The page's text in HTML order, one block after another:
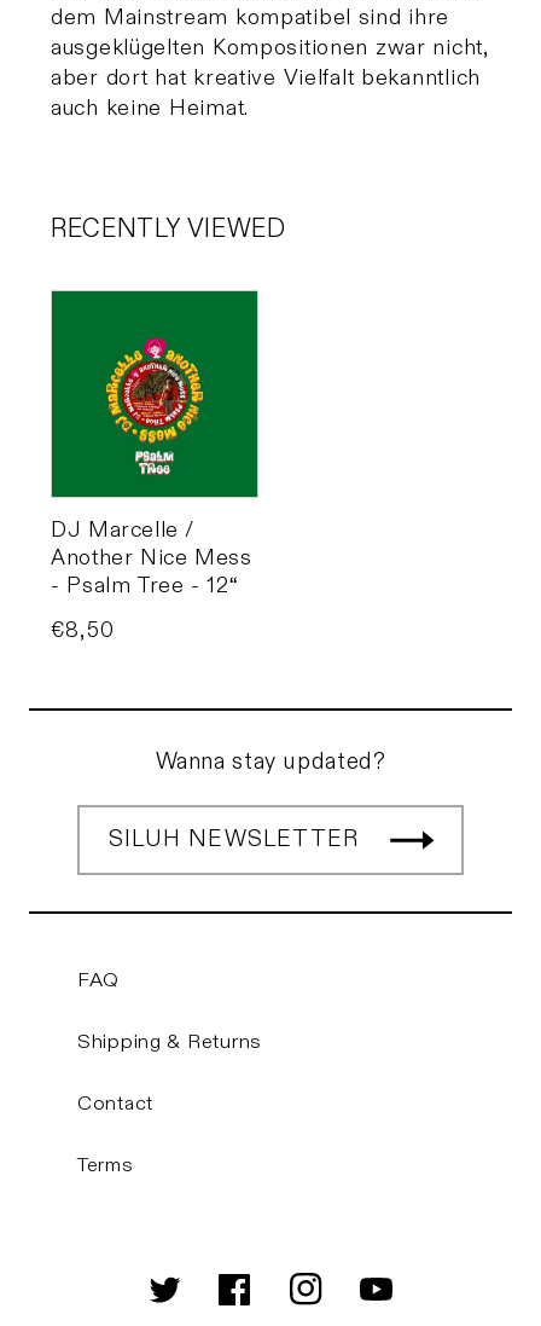
dem Mainstream kompatibel sind ihre
ausgeklügelten Kompositionen zwar nicht,
aber dort hat kreative Vielfalt bekanntlich
auch keine Heimat.
RECENTLY VIEWED
DJ Marcelle /
Another Nice Mess
- Psalm Tree - 12“
Price
€8,50
Wanna stay updated?
SILUH NEWSLETTER
FAQ
Shipping & Returns
Contact
Terms
Twitter FacebookInstagramYouTube